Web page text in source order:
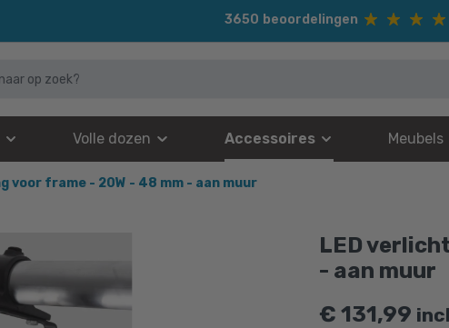
3650 beoordelingen
Volle dozen Accessoires Meubels
voor frame - 20W - 48 mm - aan muur
LED
- aan muur
€131,99